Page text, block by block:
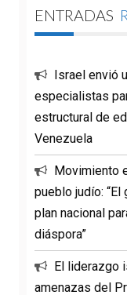
ENTRADAS
Israel envió
especialistas
estructural de
Venezuela
Movimiento
pueblo judío:
plan nacional
diáspora”
El liderazgo
amenazas del